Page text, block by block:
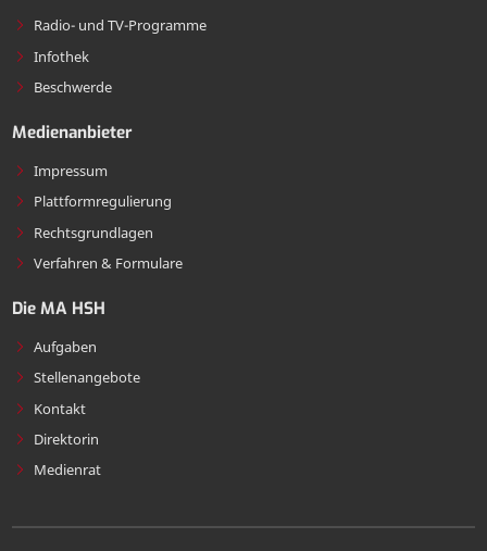
Radio- und TV-Programme
Infothek
Beschwerde
Medienanbieter
Impressum
Plattformregulierung
Rechtsgrundlagen
Verfahren & Formulare
Die MA HSH
Aufgaben
Stellenangebote
Kontakt
Direktorin
Medienrat